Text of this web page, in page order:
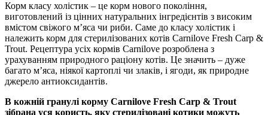
Корм класу холістик – це корм нового покоління,
виготовлений із цінних натуральних інгредієнтів з високим
вмістом свіжого м’яса чи риби. Саме до класу холістик і
належить корм для стерилізованих котів Carnilove Fresh Carp &
Trout. Рецептура усіх кормів Carnilove розроблена з
урахуванням природного раціону котів. Це значить – дуже
багато м’яса, ніякої картоплі чи злаків, і ягоди, як природне
джерело антиоксидантів.
В кожній гранулі корму Carnilove Fresh Carp & Trout
зібрана уся користь, яку стерилізовані котики можуть